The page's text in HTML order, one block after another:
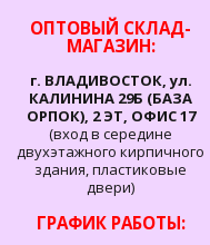
ОПТОВЫЙ СКЛАД-
МАГАЗИН:
г. ВЛАДИВОСТОК, ул.
КАЛИНИНА 29Б (БАЗА
ОРПОК), 2 ЭТ, ОФИС 17
(вход в середине
двухэтажного кирпичного
здания, пластиковые
двери)
ГРАФИК РАБОТЫ: